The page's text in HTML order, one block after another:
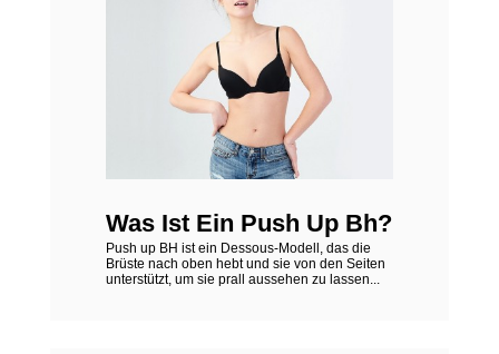
Was Ist Ein Push Up Bh?
Push up BH ist ein Dessous-Modell, das die
Brüste nach oben hebt und sie von den Seiten
unterstützt, um sie prall aussehen zu lassen...